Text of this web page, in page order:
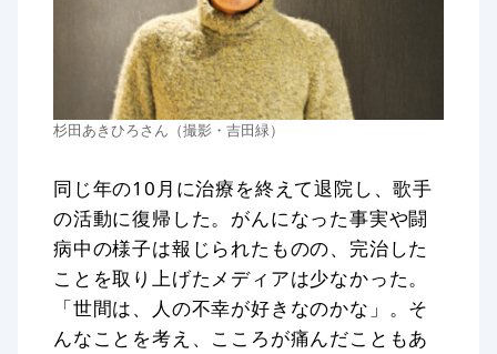
杉田あきひろさん（撮影・吉田緑）
同じ年の10月に治療を終えて退院し、歌手
の活動に復帰した。がんになった事実や闘
病中の様子は報じられたものの、完治した
ことを取り上げたメディアは少なかった。
「世間は、人の不幸が好きなのかな」。そ
んなことを考え、こころが痛んだこともあ